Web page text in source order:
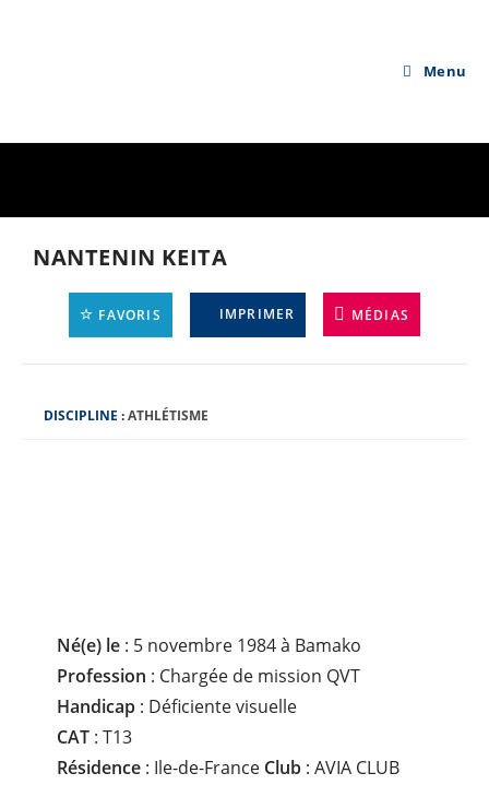
Menu
NANTENIN KEITA
FAVORIS IMPRIMER MÉDIAS
D
DISCIPLINE :ATHLÉTISME
Né(e) le : 5 novembre 1984 à Bamako
Profession : Chargée de mission QVT
Handicap : Déficiente visuelle
CAT : T13
Résidence : Ile-de-France Club : AVIA CLUB